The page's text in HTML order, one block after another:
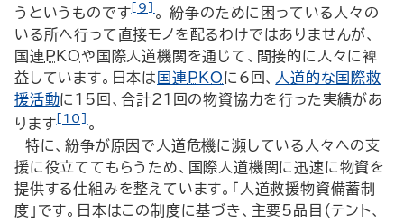
うというものです [9] 。 紛争のために困っている人々の
いる所へ行って直接モノを配るわけではありませんが、
国連 PKOや国際人道機関を通じて、間接的に人々に裨
益しています。日本は 国連 PKOに6回、
人道的な国際救
援活動に15回、合計21回の物資協力を行った実績があ
ります [10] 。
特に、紛争が原因で人道危機に瀕している人々への支
援に役立ててもらうため、国際人道機関に迅速に物資を
提供する仕組みを整えています。「人道救援物資備蓄制
度」です。日本はこの制度に基づき、主要5品目（テント、